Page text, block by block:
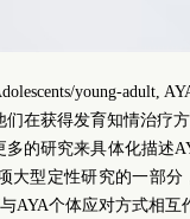
young-adult,
在获得发育知情治疗
的研究来具体化描述
大型定性研究的一部分
AYA个体应对方式相互